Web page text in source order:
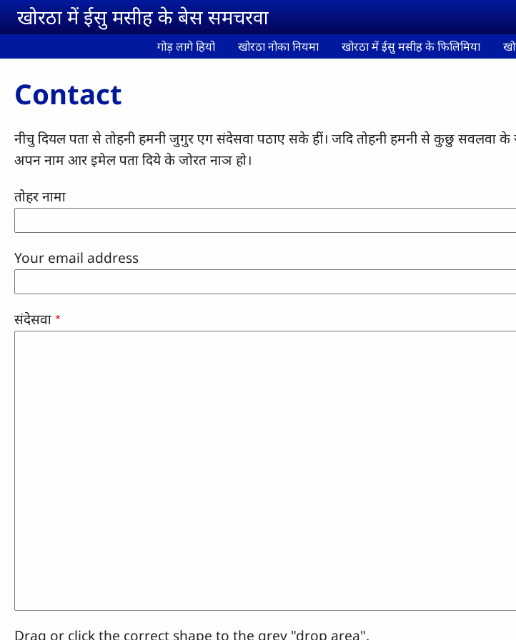
Skip to main content
खोरठा में ईसु मसीह के बेस समचरवा
गोड़ लागे हियो खोरठा नोका नियमा खोरठा में ईसु मसीह के फिलिमिया
Contact
नीचु दियल पता से तोहनी हमनी जुगुर एग संदेसवा पठाए सके हीं। जदि तोहनी हमनी से कुछु सवलवा
अपन नाम आर इमेल पता दिये के जोरत नाञ हो।
तोहर नामा
Your email address
संदेसवा
Drag or click the correct shape to the grey "drop area".